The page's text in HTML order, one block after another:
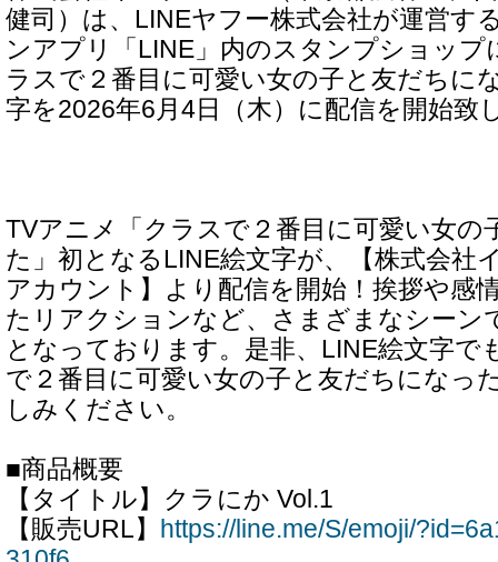
健司）は、LINEヤフー株式会社が運営す
ンアプリ「LINE」内のスタンプショップ
ラスで２番目に可愛い女の子と友だちに
字を2026年6月4日（木）に配信を開始致
TVアニメ「クラスで２番目に可愛い女の
た」初となるLINE絵文字が、【株式会社
アカウント】より配信を開始！挨拶や感
たリアクションなど、さまざまなシーン
となっております。是非、LINE絵文字で
で２番目に可愛い女の子と友だちになっ
しみください。
■商品概要
【タイトル】クラにか Vol.1
【販売URL】
https://line.me/S/emoji/